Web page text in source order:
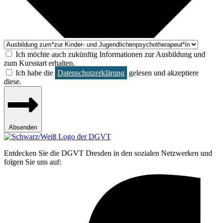
Ich möchte auch zukünftig Informationen zur Ausbildung und
zum Kursstart erhalten.
Ich habe die Datenschutzerklärung gelesen und akzeptiere
diese.
Absenden
Entdecken Sie die DGVT Dresden in den sozialen Netzwerken und
folgen Sie uns auf: